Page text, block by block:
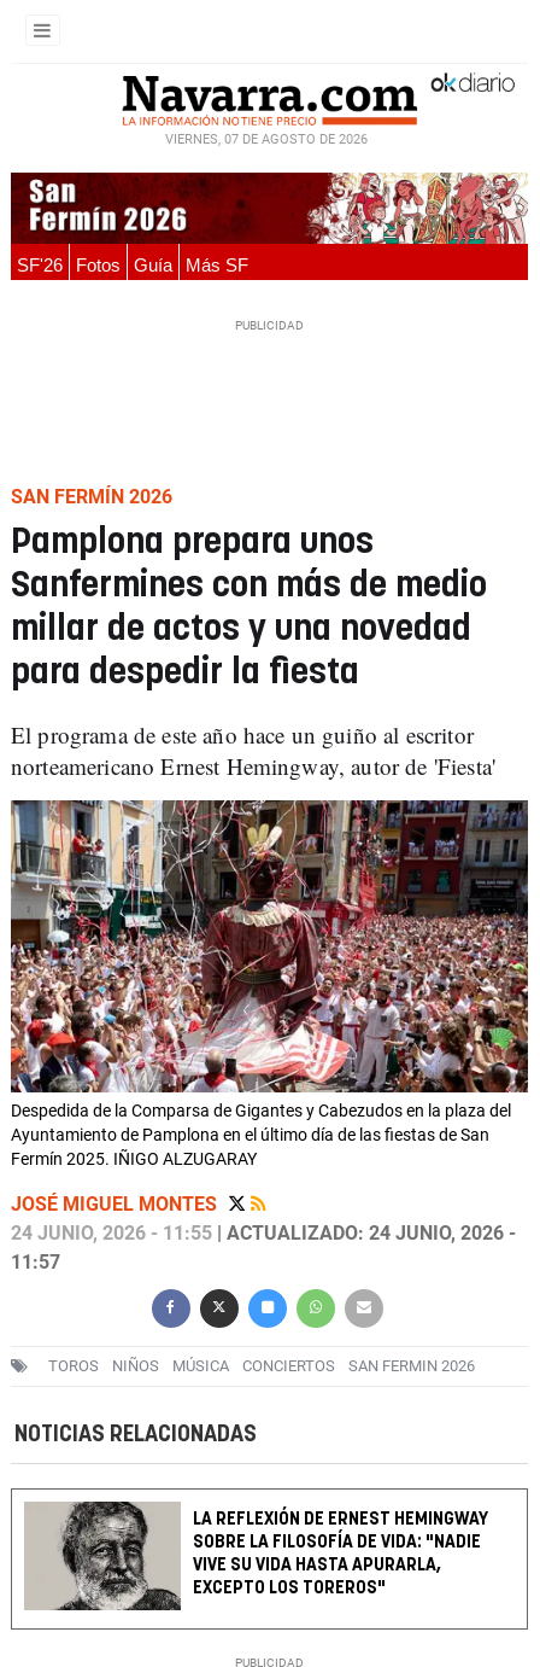
VIERNES, 07 DE AGOSTO DE 2026
SF'26 Fotos Guía Más SF
SAN FERMÍN 2026
Pamplona prepara unos
Sanfermines con más de medio
millar de actos y una novedad
para despedir la fiesta
El programa de este año hace un guiño al escritor
norteamericano Ernest Hemingway, autor de 'Fiesta'
Despedida de la Comparsa de Gigantes y Cabezudos en la plaza del
Ayuntamiento de Pamplona en el último día de las fiestas de San
Fermín 2025. IÑIGO ALZUGARAY
JOSÉ MIGUEL MONTES
24 JUNIO, 2026 - 11:55 | ACTUALIZADO: 24 JUNIO, 2026 -
11:57
TOROS NIÑOS MÚSICA CONCIERTOS SAN FERMIN 2026
NOTICIAS RELACIONADAS
LA REFLEXIÓN DE ERNEST HEMINGWAY
SOBRE LA FILOSOFÍA DE VIDA: "NADIE
VIVE SU VIDA HASTA APURARLA,
EXCEPTO LOS TOREROS"